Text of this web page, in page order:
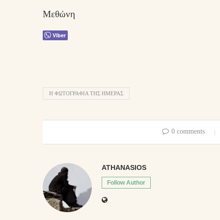
Μεθώνη
Viber
Η ΦΩΤΟΓΡΑΦΊΑ ΤΗΣ ΗΜΈΡΑΣ
0 comments
ATHANASIOS
Follow Author